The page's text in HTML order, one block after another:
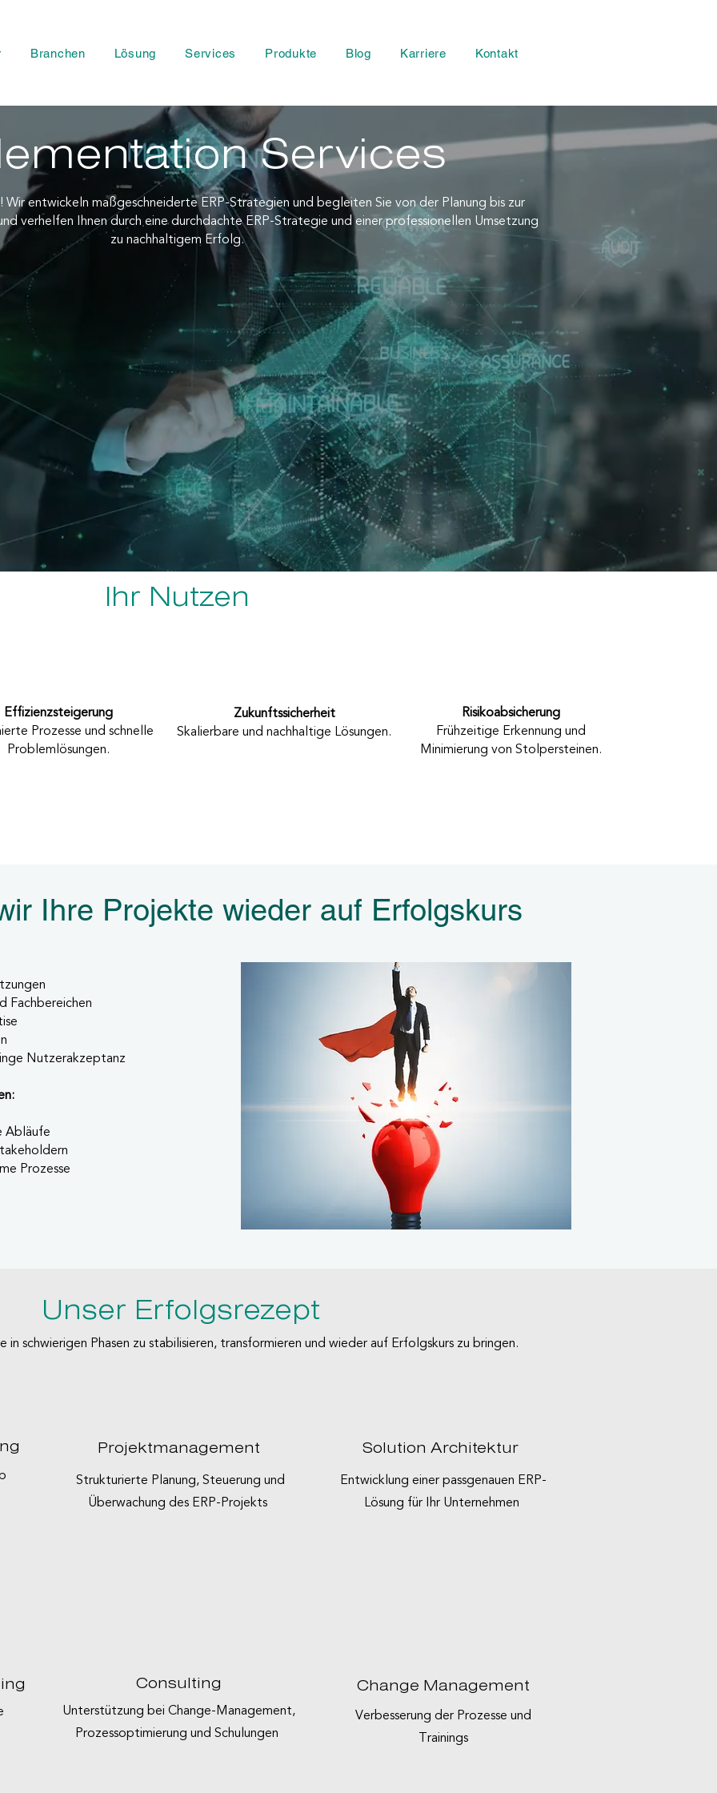
Branchen Lösung Services Produkte Blog Karriere Kontakt
Services
entwickeln maßgeschneiderte ERP-Strategien und begleiten Sie von der Planung bis zur
verhelfen Ihnen durch eine durchdachte ERP-Strategie und einer professionellen Umsetzung
zu nachhaltigem Erfolg.
Ihr Nutzen
Effizienzsteigerung
Prozesse und schnelle
Problemlösungen.
Risikoabsicherung
Frühzeitige Erkennung und
Minimierung von Stolpersteinen.
Zukunftssicherheit
Skalierbare und nachhaltige Lösungen.
Ihre Projekte wieder auf Erfolgskurs
Fachbereichen
Nutzerakzeptanz
Abläufe
Prozesse
Unser Erfolgsrezept
in schwierigen Phasen zu stabilisieren, transformieren und wieder auf Erfolgskurs zu bringen.
Projektmanagement
Strukturierte Planung, Steuerung und
Überwachung des ERP-Projekts
Solution Architektur
Entwicklung einer passgenauen ERP-
Lösung für Ihr Unternehmen
Change Management
Verbesserung der Prozesse und
Trainings
Consulting
Unterstützung bei Change-Management,
Prozessoptimierung und Schulungen